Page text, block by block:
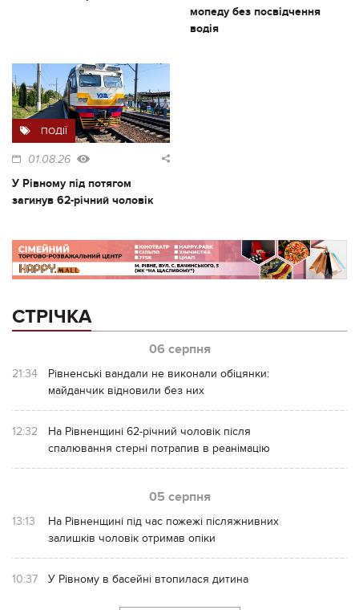
мопеду без посвідчення
водія
ПОДІЇ
01.08.26
У Рівному під потягом
загинув 62-річний чоловік
СТРІЧКА
06 серпня
21:34
Рівненські вандали не виконали обіцянки:
майданчик відновили без них
12:32
На Рівненщині 62-річний чоловік після
спалювання стерні потрапив в реанімацію
05 серпня
13:13
На Рівненщині під час пожежі післяжнивних
залишків чоловік отримав опіки
10:37 У Рівному в басейні втопилася дитина